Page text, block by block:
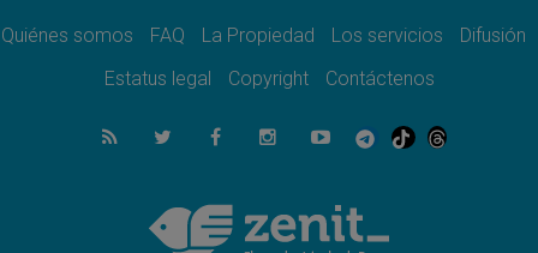
07.08.2026
el compromiso del cristiano"
La matanza de niños en Gaza no cesa: 300
muertos en 300 días
Tagle: La guerra desfigura el mundo, solo la
revelación de Dios lo transfigura
Quiénes somos FAQ La Propiedad Los servicios
Difusión
Estatus legal
Copyright Contáctenos